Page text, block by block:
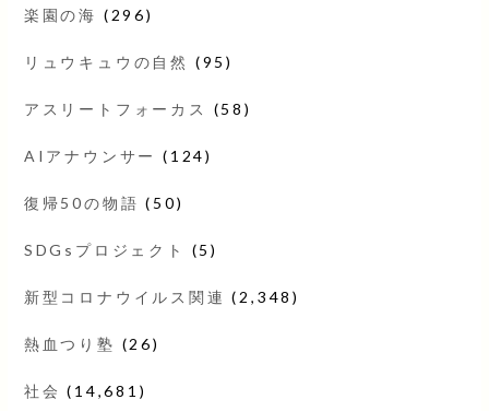
楽園の海 (296)
リュウキュウの自然 (95)
アスリートフォーカス (58)
AIアナウンサー (124)
復帰50の物語 (50)
SDGsプロジェクト (5)
新型コロナウイルス関連 (2,348)
熱血つり塾 (26)
社会 (14,681)